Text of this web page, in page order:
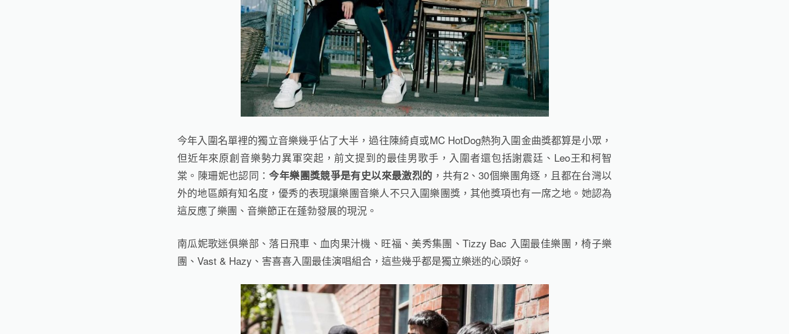
今年入圍名單裡的獨立音樂幾乎佔了大半，過往陳綺貞或MC HotDog熱狗入圍金曲獎都算是小眾，
但近年來原創音樂勢力異軍突起，前文提到的最佳男歌手，入圍者還包括謝震廷、 Leo王和柯智
棠。陳珊妮也認同：今年樂團獎競爭是有史以來最激烈的 ，共有2、30個樂團角逐，且都在台灣以
外的地區頗有知名度，優秀的表現讓樂團音樂人不只入圍樂團獎，其他獎項也有一席之地。她認為
這反應了樂團、音樂節正在蓬勃發展的現況。
南瓜妮歌迷俱樂部、落日飛車、血肉果汁機、旺福、美秀集團、Tizzy Bac 入圍最佳樂團，椅子樂
團、 Vast & Hazy 、害喜喜入圍最佳演唱組合，這些幾乎都是獨立樂迷的心頭好。